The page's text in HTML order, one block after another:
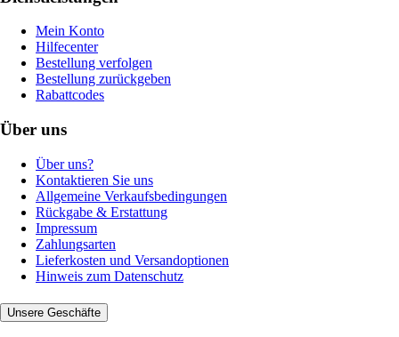
Mein Konto
Hilfecenter
Bestellung verfolgen
Bestellung zurückgeben
Rabattcodes
Über uns
Über uns?
Kontaktieren Sie uns
Allgemeine Verkaufsbedingungen
Rückgabe & Erstattung
Impressum
Zahlungsarten
Lieferkosten und Versandoptionen
Hinweis zum Datenschutz
Unsere Geschäfte